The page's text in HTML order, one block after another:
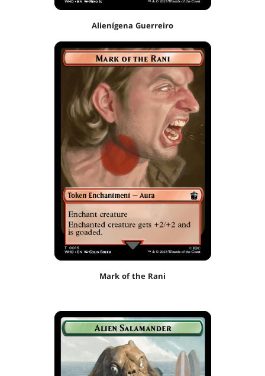
Alienígena Guerreiro
Mark of the Rani